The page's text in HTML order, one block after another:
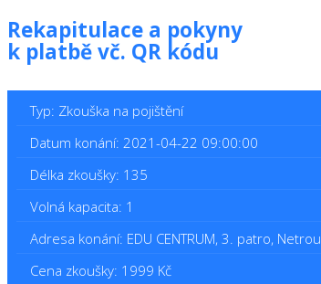
Rekapitulace a pokyny
k platbě vč. QR kódu
Typ: Zkouška na pojištění
Datum konání: 2021-04-22 09:00:00
Délka zkoušky: 135
Volná kapacita: 1
Adresa konání: EDU CENTRUM, 3. patro,
Cena zkoušky: 1999 Kč